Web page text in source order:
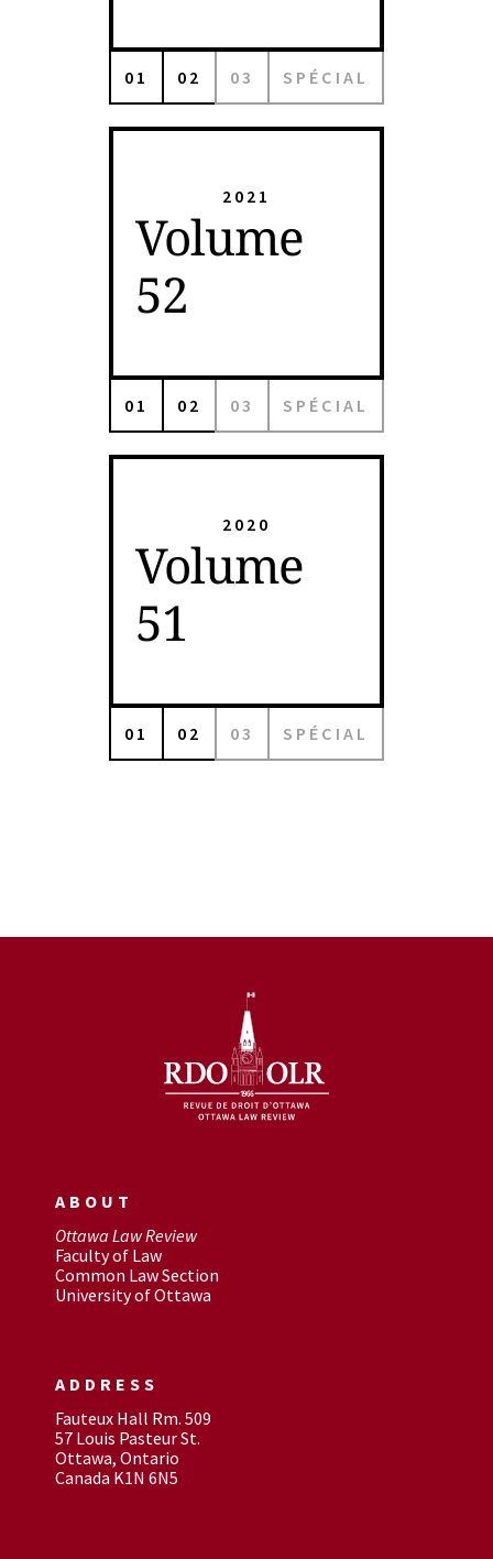
01 02 03 SPÉCIAL
2021
Volume
52
01 02 03 SPÉCIAL
2020
Volume
51
01 02 03 SPÉCIAL
ABOUT
Ottawa Law Review
Faculty of Law
Common Law Section
University of Ottawa
ADDRESS
Fauteux Hall Rm. 509
57 Louis Pasteur St.
Ottawa, Ontario
Canada K1N 6N5